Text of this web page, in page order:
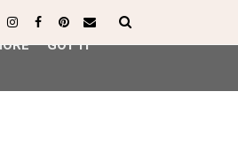
GOT IT